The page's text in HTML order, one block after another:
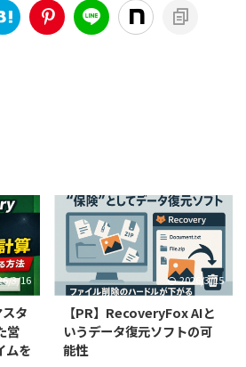
3/16
タ
営
ムを
2026/3/15
【PR】RecoveryFox AIと
いうデータ復元ソフトの可
能性